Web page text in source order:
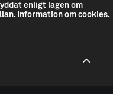
enligt lagen om
Information om cookies.